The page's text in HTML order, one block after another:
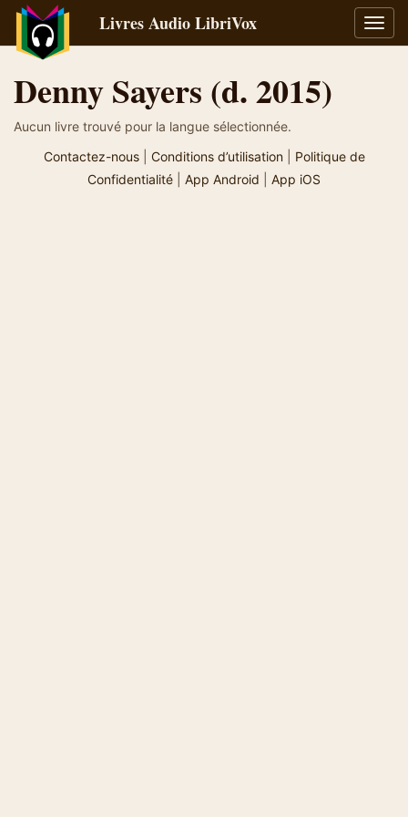
la
Livres Audio LibriVox
Denny Sayers (d. 2015)
Aucun livre trouvé pour la langue sélectionnée.
Contactez-nous| Conditions d’utilisation| Politique de
Confidentialité
App Android App iOS